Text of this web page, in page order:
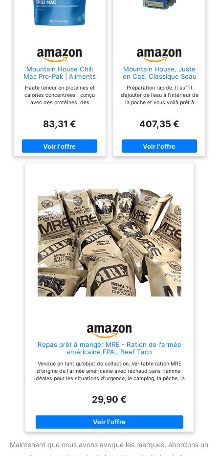
Mountain House Chili
Mac Pro-Pak | Aliments
lyophilisés pour
randonnée et camping |
Une portion
Haute teneur en protéines et
calories concentrées : conçu
avec des protéines, des
maximale dans n'importe quel
macaronis moelleuses, bœuf,
haricots rouges dans une
délicieuse sauce chili. Contient
patrouilles à long terme par
temps froid pour les rations
militaires. Rien d'artificiel : sans
arômes, colorants et
conservateurs artificiels.
Préparation rapide. - Il suffit
d'ajouter de l'eau à la pochette
et vous êtes prêt à partir en
moins de 10 minutes, sans
nettoyage. Recyclable :
recyclez les emballages usagés
avec TerraCycle pour réduire
les déchets. Étagère stable : la
plus longue durée de vie
éprouvée dans l'industrie,
83,31 €
Mountain House, Juste
en Cas. Classique Seau
Préparation rapide. Il suffit
d’ajouter de l’eau à l’intérieur de
la poche et vous voilà prêt à
neuf portions Allergènes : soja,
Excellent pour les préparations
d’urgence, camping, les
excursions et expéditions RV
407,35 €
Repas prêt à manger MRE - Ration de l'armée
américaine EPA., Beef Taco
Vendue en tant qu'objet de collection. Véritable ration MRE
d'origine de l'armée américaine avec réchaud sans flamme.
Idéales pour les situations d'urgence, le camping, la pêche, la
randonnée, la chasse, le VTT ou d'autres activités de plein air,
survie ou votre sac à dos d'urgence. En moyenne 1250 calories
29,90 €
Maintenant que nous avons évoqué les marques, abordons un